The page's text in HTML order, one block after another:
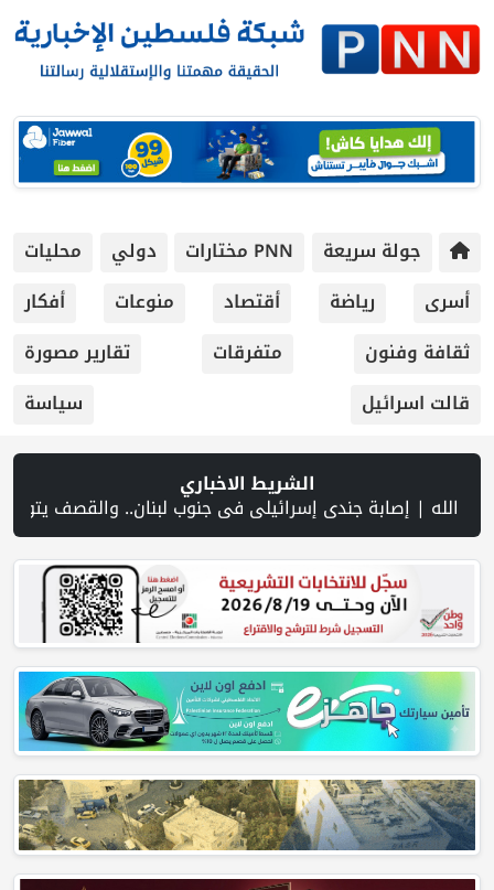
جولة سريعة PNN مختارات دولي
محليات
أسرى
رياضة أقتصاد منوعات
أفكار
ثقافة وفنون
متفرقات
تقارير مصورة
قالت اسرائيل
سياسة
الشريط الاخباري
اقتحام الاحتلال قرية المغير شمال شرق رام الله | منظمة التحرير: منظمة إسرائيلية توفر دعمًا للمستوطنين المتهمين